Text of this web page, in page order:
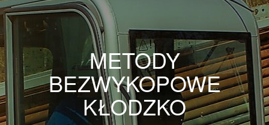
METODY
BEZWYKOPOWE
KŁODZKO